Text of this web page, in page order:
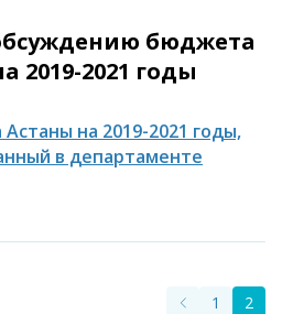
бюджета
2019-2021 годы
на 2019-2021 годы,
в департаменте
1 2